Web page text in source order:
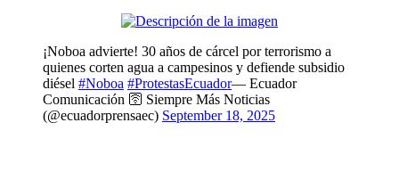
¡Noboa advierte! 30 años de cárcel por terrorismo a
quienes corten agua a campesinos y defiende subsidio
diésel #Noboa #ProtestasEcuador— Ecuador
Comunicación 🛜 Siempre Más Noticias
(@ecuadorprensaec) September 18, 2025